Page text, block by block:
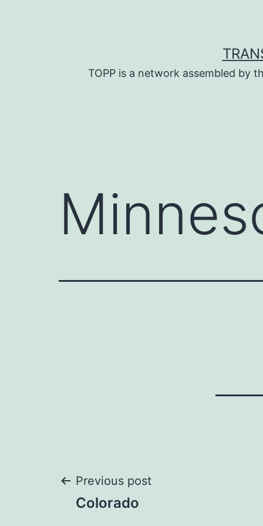
TOPP is a network assembled by
Navegación
Previous post
Colorado